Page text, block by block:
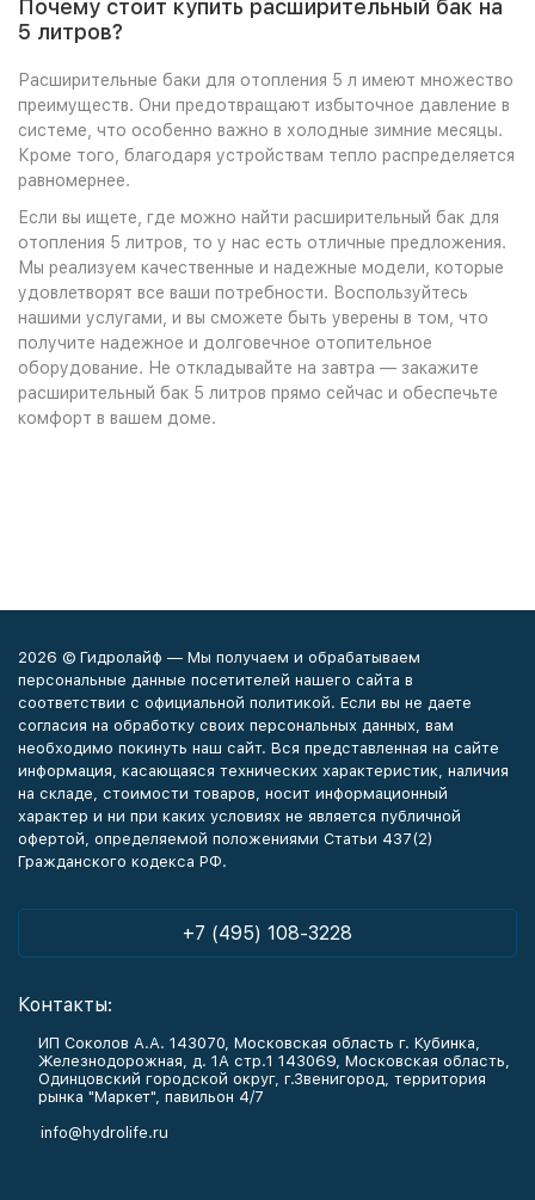
Почему стоит купить расширительный бак на
5 литров?
Расширительные баки для отопления 5 л имеют множество
преимуществ. Они предотвращают избыточное давление в
системе, что особенно важно в холодные зимние месяцы.
Кроме того, благодаря устройствам тепло распределяется
равномернее.
Если вы ищете, где можно найти расширительный бак для
отопления 5 литров, то у нас есть отличные предложения.
Мы реализуем качественные и надежные модели, которые
удовлетворят все ваши потребности. Воспользуйтесь
нашими услугами, и вы сможете быть уверены в том, что
получите надежное и долговечное отопительное
оборудование. Не откладывайте на завтра — закажите
расширительный бак 5 литров прямо сейчас и обеспечьте
комфорт в вашем доме.
2026 © Гидролайф — Мы получаем и обрабатываем
персональные данные посетителей нашего сайта в
соответствии с официальной политикой. Если вы не даете
согласия на обработку своих персональных данных, вам
необходимо покинуть наш сайт. Вся представленная на сайте
информация, касающаяся технических характеристик, наличия
на складе, стоимости товаров, носит информационный
характер и ни при каких условиях не является публичной
офертой, определяемой положениями Статьи 437(2)
Гражданского кодекса РФ.
+7 (495) 108-3228
Контакты:
ИП Соколов А.А. 143070, Московская область г. Кубинка,
Железнодорожная, д. 1А стр.1 143069, Московская область,
Одинцовский городской округ, г.Звенигород, территория
рынка "Маркет", павильон 4/7
info@hydrolife.ru